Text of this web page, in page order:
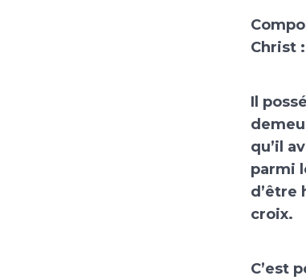
Christ :
Il
qu’il
parmi
d’être
croix.
C’est